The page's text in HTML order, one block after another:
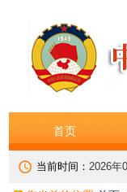
首页
当前时间： 2026